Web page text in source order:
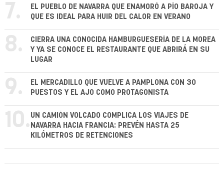
7.
EL PUEBLO DE NAVARRA QUE ENAMORÓ A PÍO BAROJA Y
QUE ES IDEAL PARA HUIR DEL CALOR EN VERANO
8.
CIERRA UNA CONOCIDA HAMBURGUESERÍA DE LA MOREA
Y YA SE CONOCE EL RESTAURANTE QUE ABRIRÁ EN SU
LUGAR
9.
EL MERCADILLO QUE VUELVE A PAMPLONA CON 30
PUESTOS Y EL AJO COMO PROTAGONISTA
10. UN CAMIÓN VOLCADO COMPLICA LOS VIAJES DE
NAVARRA HACIA FRANCIA: PREVÉN HASTA 25
KILÓMETROS DE RETENCIONES